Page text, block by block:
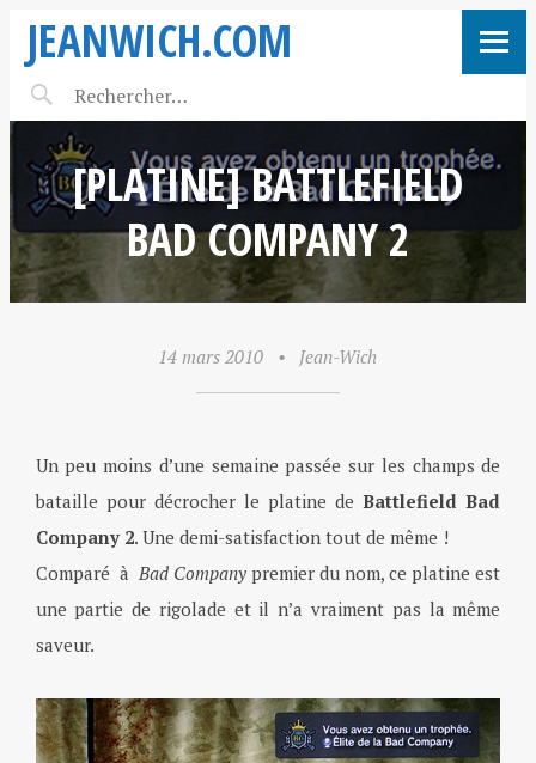
JEANWICH.COM
[PLATINE] BATTLEFIELD
BAD COMPANY 2
14 mars 2010 • Jean-Wich
Un peu moins d’une semaine passée sur les champs de
bataille pour décrocher le platine deBattlefield Bad
Company 2. Une demi-satisfaction tout de même !
Comparé à Bad Companypremier du nom, ce platine est
une partie de rigolade et il n’a vraiment pas la même
saveur.